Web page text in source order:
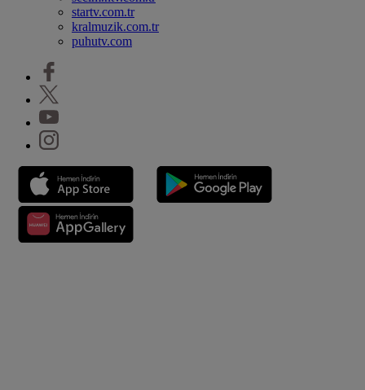
startv.com.tr
kralmuzik.com.tr
puhutv.com